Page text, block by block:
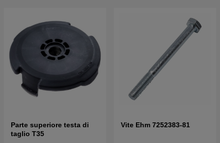
Parte superiore testa di
taglio T35
Vite Ehm 7252383-81